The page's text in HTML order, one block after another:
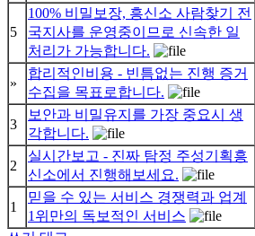
5
100% 비밀보장, 흥신소 사람찾기 전
국지사를 운영중이므로 신속한 일
처리가 가능합니다.
»
합리적인비용 - 빈틈없는 진행 증거
수집을 목표로합니다.
3
보안과 비밀유지를 가장 중요시 생
각합니다.
2
실시간보고 - 진짜 탐정 주성기획흥
신소에서 진행해보세요.
1
믿을 수 있는 서비스 경쟁력과 업계
1위만의 독보적인 서비스